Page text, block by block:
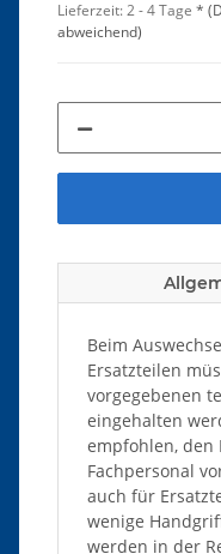
Lieferzeit:2 - 4 Tage *
abweichend)
Beim
Ersatzteilen
vorgegebenen
eingehalten
empfohlen, den
Fachpersonal
auch für
wenige
werden in der